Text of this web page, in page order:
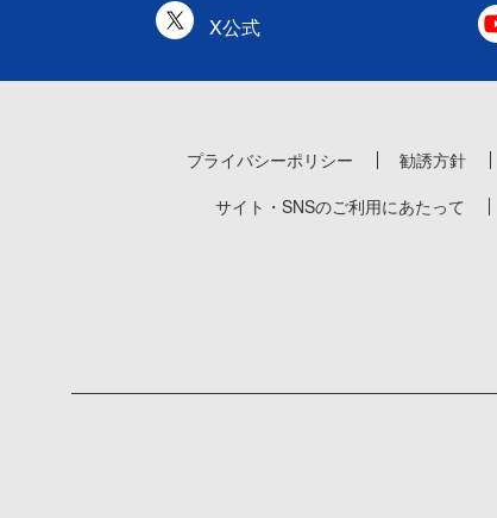
X公式
プライバシーポリシー 勧誘方針
サイト・SNSのご利用にあたって